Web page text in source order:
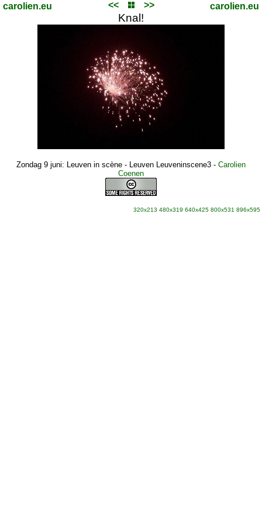
carolien.eu << >> carolien.eu
Knal!
Zondag 9 juni: Leuven in scène - Leuven Leuveninscene3 - Carolien
Coenen
320x213 480x319 640x425 800x531 896x595